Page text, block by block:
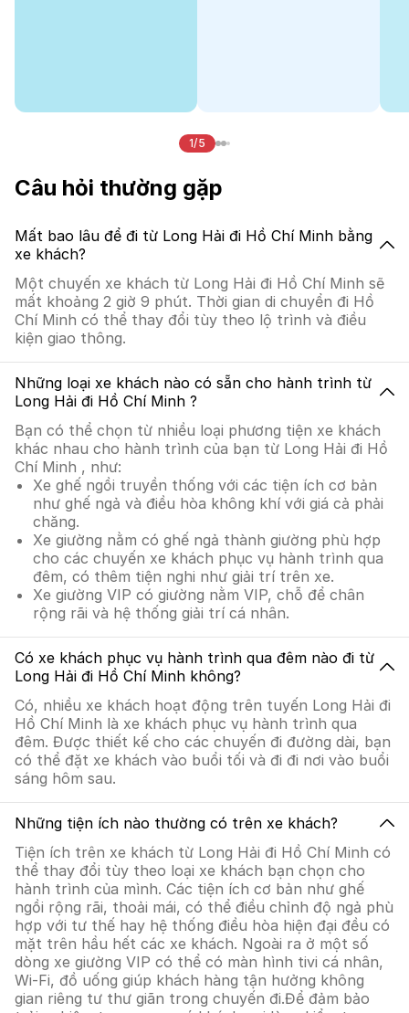
1/5
Câu hỏi thường gặp
Mất bao lâu để đi từ Long Hải đi Hồ Chí Minh bằng
xe khách?
Một chuyến xe khách từ Long Hải đi Hồ Chí Minh sẽ
mất khoảng 2 giờ 9 phút. Thời gian di chuyển đi Hồ
Chí Minh có thể thay đổi tùy theo lộ trình và điều
kiện giao thông.
Những loại xe khách nào có sẵn cho hành trình từ
Long Hải đi Hồ Chí Minh ?
Bạn có thể chọn từ nhiều loại phương tiện xe khách
khác nhau cho hành trình của bạn từ Long Hải đi Hồ
Chí Minh , như:
Xe ghế ngồi truyền thống với các tiện ích cơ bản
như ghế ngả và điều hòa không khí với giá cả phải
chăng.
Xe giường nằm có ghế ngả thành giường phù hợp
cho các chuyến xe khách phục vụ hành trình qua
đêm, có thêm tiện nghi như giải trí trên xe.
Xe giường VIP có giường nằm VIP, chỗ để chân
rộng rãi và hệ thống giải trí cá nhân.
Có xe khách phục vụ hành trình qua đêm nào đi từ
Long Hải đi Hồ Chí Minh không?
Có, nhiều xe khách hoạt động trên tuyến Long Hải đi
Hồ Chí Minh là xe khách phục vụ hành trình qua
đêm. Được thiết kế cho các chuyến đi đường dài, bạn
có thể đặt xe khách vào buổi tối và đi đi nơi vào buổi
sáng hôm sau.
Những tiện ích nào thường có trên xe khách?
Tiện ích trên xe khách từ Long Hải đi Hồ Chí Minh có
thể thay đổi tùy theo loại xe khách bạn chọn cho
hành trình của mình. Các tiện ích cơ bản như ghế
ngồi rộng rãi, thoải mái, có thể điều chỉnh độ ngả phù
hợp với tư thế hay hệ thống điều hòa hiện đại đều có
mặt trên hầu hết các xe khách. Ngoài ra ở một số
dòng xe giường VIP có thể có màn hình tivi cá nhân,
Wi-Fi, đồ uống giúp khách hàng tận hưởng không
gian riêng tư thư giãn trong chuyến đi.Để đảm bảo